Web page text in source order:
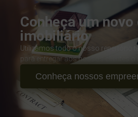
Conheça um
imobiliário
Utilizamos todo o nosso repertório
para entregar aos nossos clientes o
Conheça nossos